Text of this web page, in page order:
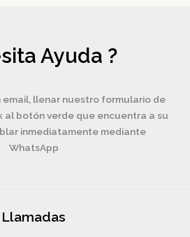
Ayuda ?
email, llenar nuestro formulario de
botón verde que encuentra a su
inmediatamente mediante
WhatsApp
Llamadas